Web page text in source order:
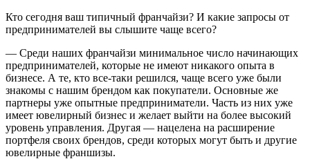
Кто сегодня ваш типичный франчайзи? И какие запросы от
предпринимателей вы слышите чаще всего?
― Среди наших франчайзи минимальное число начинающих
предпринимателей, которые не имеют никакого опыта в
бизнесе. А те, кто все-таки решился, чаще всего уже были
знакомы с нашим брендом как покупатели. Основные же
партнеры уже опытные предприниматели. Часть из них уже
имеет ювелирный бизнес и желает выйти на более высокий
уровень управления. Другая — нацелена на расширение
портфеля своих брендов, среди которых могут быть и другие
ювелирные франшизы.